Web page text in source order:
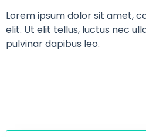
Lorem ipsum dolor sit amet,
elit. Ut elit tellus, luctus nec
pulvinar dapibus leo.